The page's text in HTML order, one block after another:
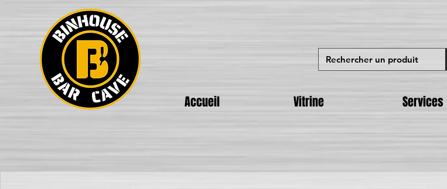
Accueil Vitrine Services